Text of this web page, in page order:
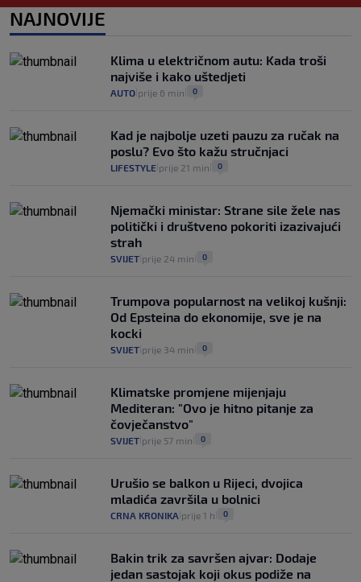
0
automobilom na Hvar iz Zagreba, a
koliko iz Osijeka
VIJESTI 14
NAJNOVIJE
Klima u električnom autu: Kada troši
najviše i kako uštedjeti
AUTO prije 6 min 0
Kad je najbolje uzeti pauzu za ručak na
poslu? Evo što kažu stručnjaci
LIFESTYLE prije 21 min 0
Njemački ministar: Strane sile žele nas
politički i društveno pokoriti izazivajući
strah
SVIJET prije 24 min 0
Trumpova popularnost na velikoj kušnji:
Od Epsteina do ekonomije, sve je na
kocki
SVIJET prije 34 min 0
Klimatske promjene mijenjaju
Mediteran: "Ovo je hitno pitanje za
čovječanstvo"
SVIJET prije 57 min 0
Urušio se balkon u Rijeci, dvojica
mladića završila u bolnici
CRNA KRONIKA prije 1 h 0
Bakin trik za savršen ajvar: Dodaje
jedan sastojak koji okus podiže na